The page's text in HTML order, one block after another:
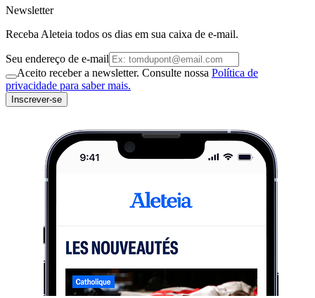
Newsletter
Receba Aleteia todos os dias em sua caixa de e-mail.
Seu endereço de e-mail
Aceito receber a newsletter. Consulte nossa Política de
privacidade para saber mais.
Inscrever-se